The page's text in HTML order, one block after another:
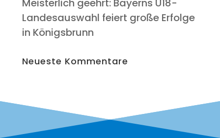
Meis­ter­lich geehrt: Bay­erns U18-
Lan­des­aus­wahl fei­ert gro­ße Erfol­ge
in Königsbrunn
Neu­es­te Kommentare